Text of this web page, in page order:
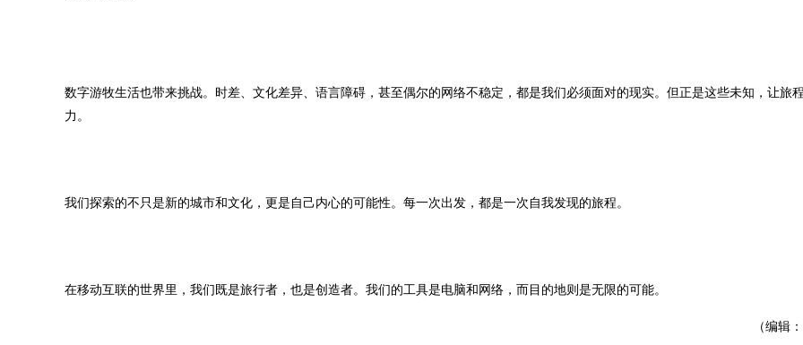
数字游牧生活也带来挑战。时差、文化差异、语言障碍，甚至偶尔的网络不稳定，都是我们必须面对的现实。但正是这些未知，让旅
力。
我们探索的不只是新的城市和文化，更是自己内心的可能性。每一次出发，都是一次自我发现的旅程。
在移动互联的世界里，我们既是旅行者，也是创造者。我们的工具是电脑和网络，而目的地则是无限的可能。
（编辑